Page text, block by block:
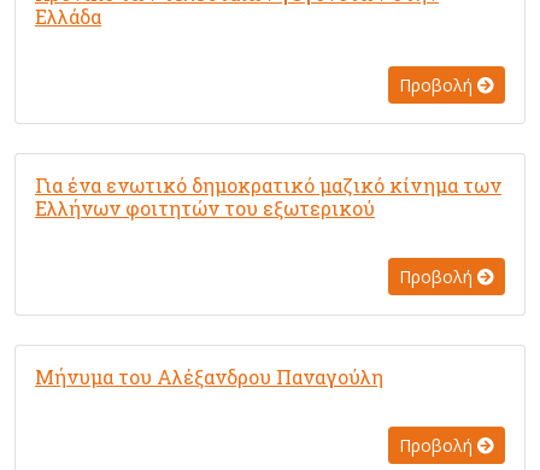
Ελλάδα
Προβολή
Για ένα ενωτικό δημοκρατικό μαζικό κίνημα των
Ελλήνων φοιτητών του εξωτερικού
Προβολή
Μήνυμα του Αλέξανδρου Παναγούλη
Προβολή